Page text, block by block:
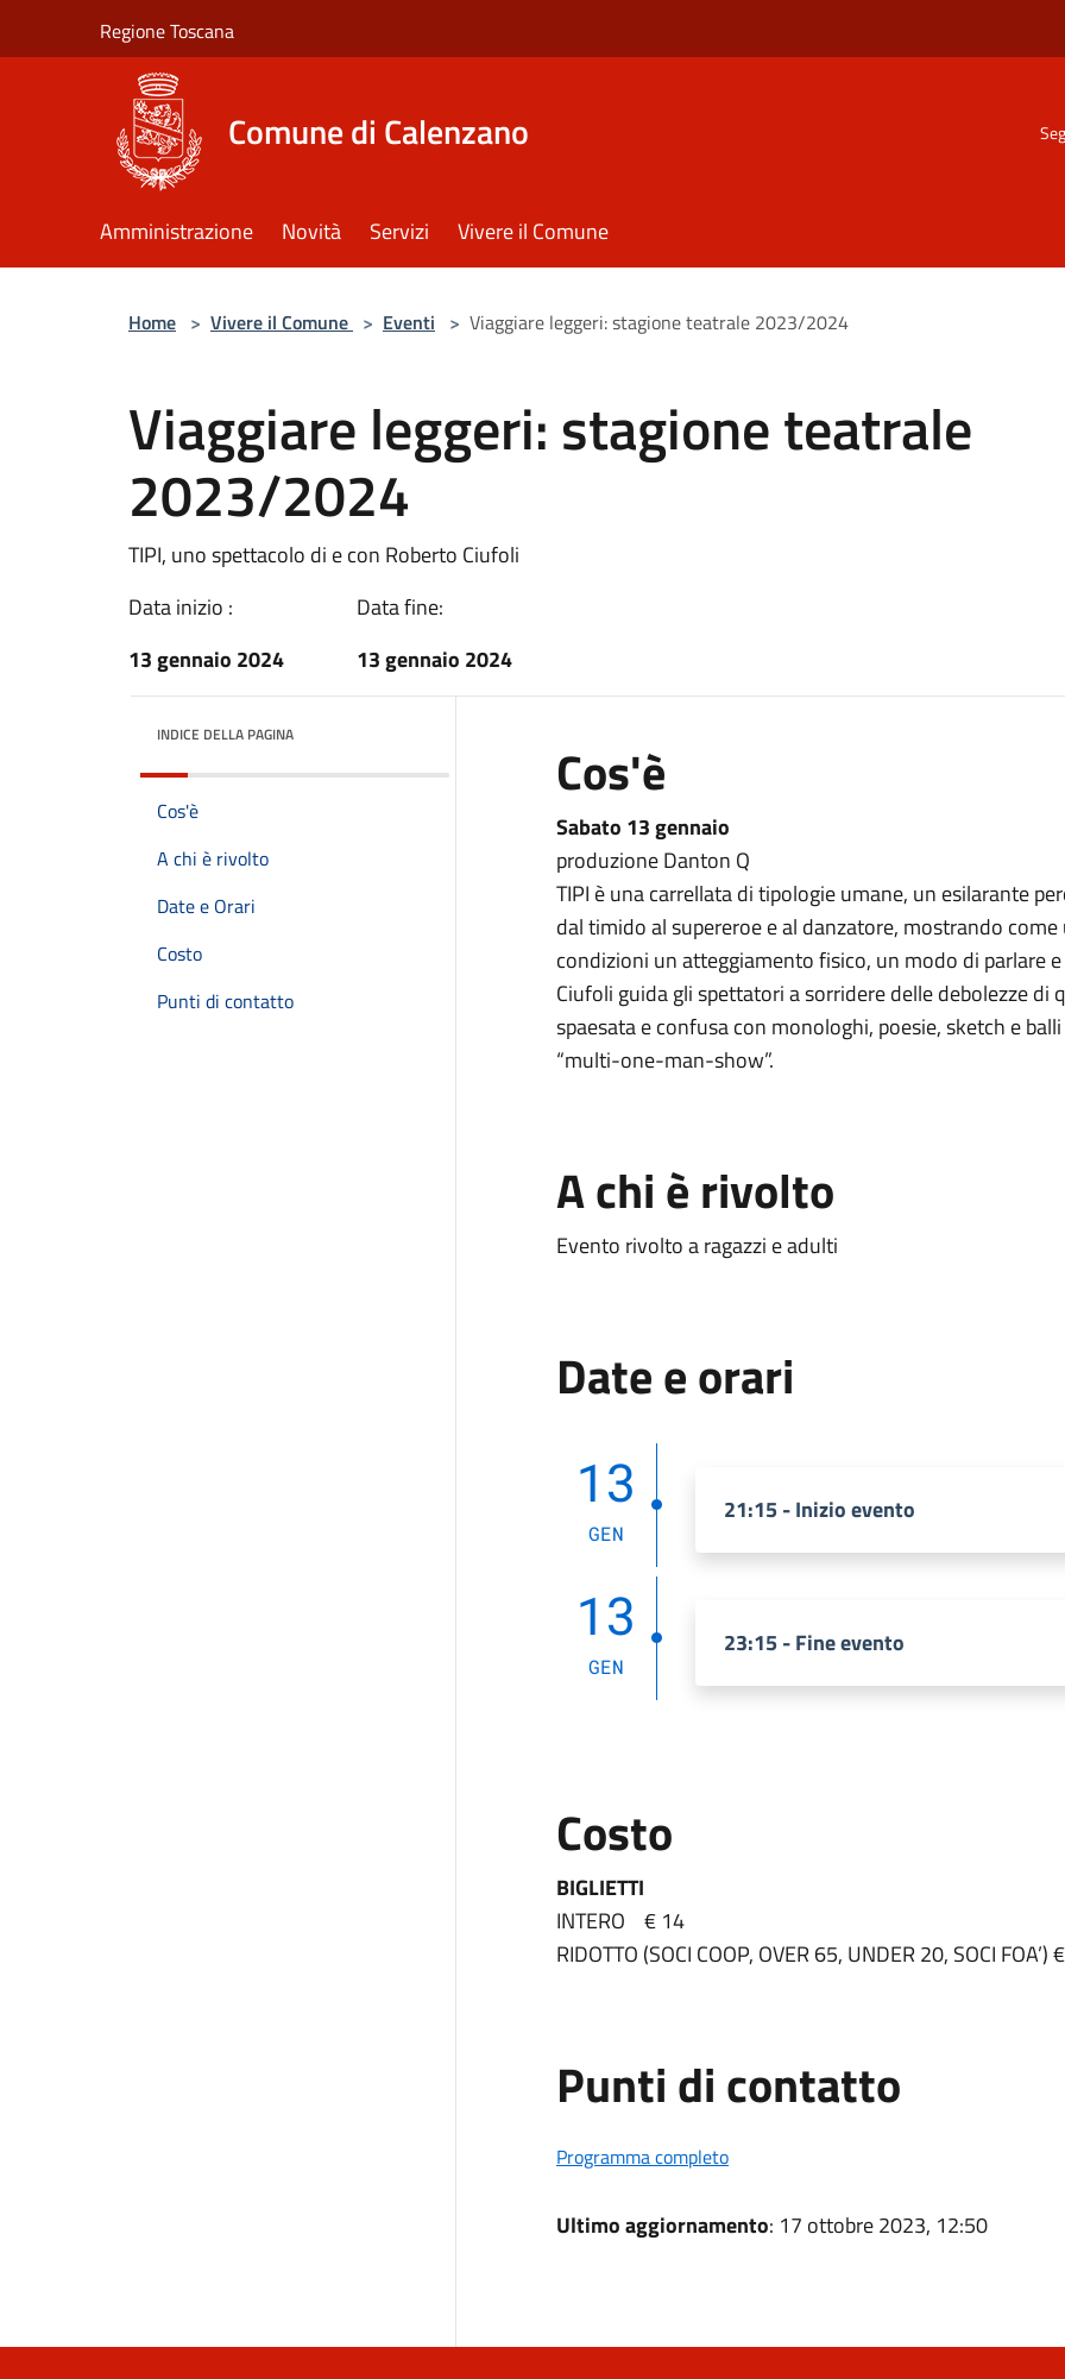
Regione Toscana
Comune di Calenzano
Amministrazione Novità Servizi Vivere il Comune
Home > Vivere il Comune > Eventi > Viaggiare leggeri: stagione teatrale 2023/2024
Viaggiare leggeri: stagione teatrale
2023/2024
TIPI, uno spettacolo di e con Roberto Ciufoli
Data inizio :
13 gennaio 2024
Data fine:
13 gennaio 2024
INDICE DELLA PAGINA
Cos'è
A chi è rivolto
Date e Orari
Costo
Punti di contatto
Cos'è
Sabato 13 gennaio
produzione Danton Q
TIPI è una carrellata di tipologie umane, un esilarante
dal timido al supereroe e al danzatore, mostrando
condizioni un atteggiamento fisico, un modo di parlare
Ciufoli guida gli spettatori a sorridere delle debolezze
spaesata e confusa con monologhi, poesie, sketch e
“multi-one-man-show”.
A chi è rivolto
Evento rivolto a ragazzi e adulti
Date e orari
13
GEN
21:15 - Inizio evento
13
GEN
23:15 - Fine evento
Costo
BIGLIETTI
INTERO € 14
RIDOTTO (SOCI COOP, OVER 65, UNDER 20, SOCI FOA’)
Punti di contatto
Programma completo
Ultimo aggiornamento: 17 ottobre 2023, 12:50